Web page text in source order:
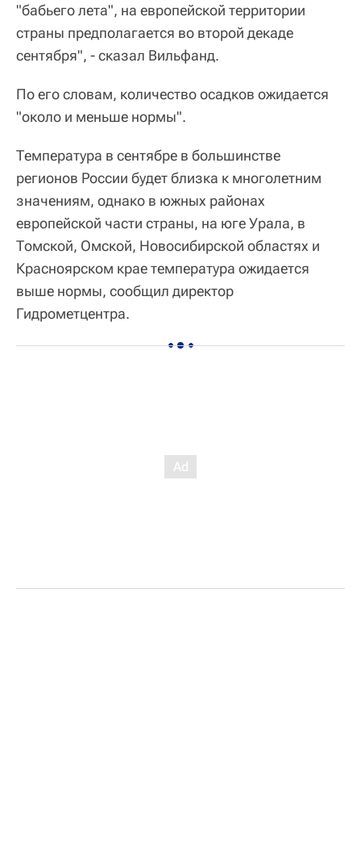
"бабьего лета", на европейской территории
страны предполагается во второй декаде
сентября", - сказал Вильфанд.
По его словам, количество осадков ожидается
"около и меньше нормы".
Температура в сентябре в большинстве
регионов России будет близка к многолетним
значениям, однако в южных районах
европейской части страны, на юге Урала, в
Томской, Омской, Новосибирской областях и
Красноярском крае температура ожидается
выше нормы, сообщил директор
Гидрометцентра.